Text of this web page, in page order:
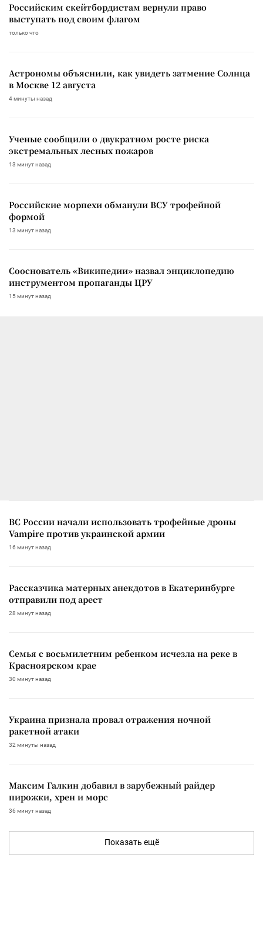
Российским скейтбордистам вернули право
выступать под своим флагом
только что
Астрономы объяснили, как увидеть затмение Солнца
в Москве 12 августа
4 минуты назад
Ученые сообщили о двукратном росте риска
экстремальных лесных пожаров
13 минут назад
Российские морпехи обманули ВСУ трофейной
формой
13 минут назад
Сооснователь «Википедии» назвал энциклопедию
инструментом пропаганды ЦРУ
15 минут назад
ВС России начали использовать трофейные дроны
Vampire против украинской армии
16 минут назад
Рассказчика матерных анекдотов в Екатеринбурге
отправили под арест
28 минут назад
Семья с восьмилетним ребенком исчезла на реке в
Красноярском крае
30 минут назад
Украина признала провал отражения ночной
ракетной атаки
32 минуты назад
Максим Галкин добавил в зарубежный райдер
пирожки, хрен и морс
36 минут назад
Показать ещё